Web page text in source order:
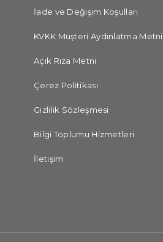
İade ve Değişim Koşulları
KVKK Müşteri Aydınlatma Metni
Açık Rıza Metni
Çerez Politikası
Gizlilik Sözleşmesi
Bilgi Toplumu Hizmetleri
İletişim